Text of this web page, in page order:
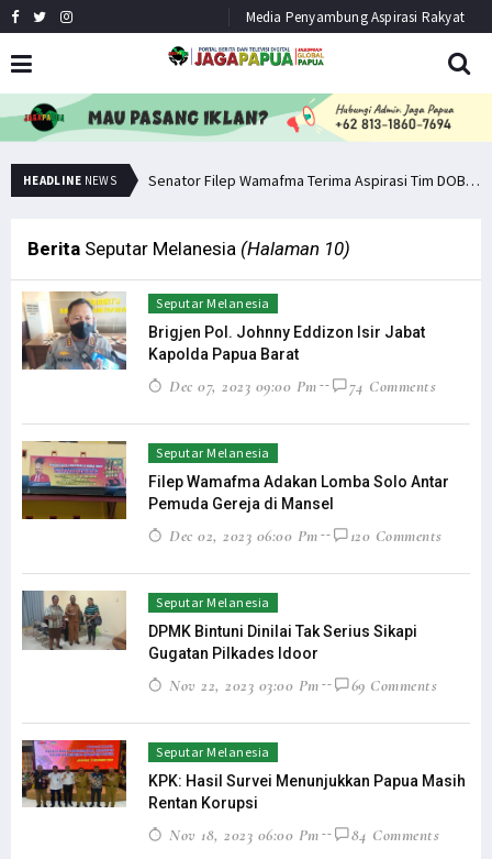
Media Penyambung Aspirasi Rakyat
HEADLINE NEWS Senator Filep: Miras Jelas Sumbang Angka Kematian di Papua Senator Filep Wamafma Terima Aspirasi Tim DOB Manokwari Barat
Berita Seputar Melanesia (Halaman 10)
Seputar Melanesia
Brigjen Pol. Johnny Eddizon Isir Jabat
Kapolda Papua Barat
Dec 07, 2023 09:00 Pm 74 Comments
Seputar Melanesia
Filep Wamafma Adakan Lomba Solo Antar
Pemuda Gereja di Mansel
Dec 02, 2023 06:00 Pm 120 Comments
Seputar Melanesia
DPMK Bintuni Dinilai Tak Serius Sikapi
Gugatan Pilkades Idoor
Nov 22, 2023 03:00 Pm 69 Comments
Seputar Melanesia
KPK: Hasil Survei Menunjukkan Papua Masih
Rentan Korupsi
Nov 18, 2023 06:00 Pm 84 Comments